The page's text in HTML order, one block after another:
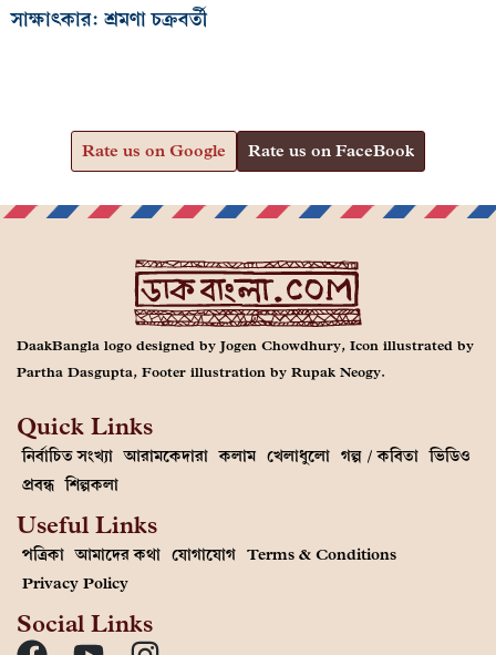
সাক্ষাৎকার: শ্রমণা চক্রবর্তী
Rate us on Google Rate us on FaceBook
DaakBangla logo designed by Jogen Chowdhury, Icon illustrated by
Partha Dasgupta, Footer illustration by Rupak Neogy.
Quick Links
নির্বাচিত সংখ্যা আরামকেদারা কলাম খেলাধুলো গল্প / কবিতা ভিডিও
প্রবন্ধ শিল্পকলা
Useful Links
পত্রিকা আমাদের কথা যোগাযোগ Terms & Conditions
Privacy Policy
Social Links